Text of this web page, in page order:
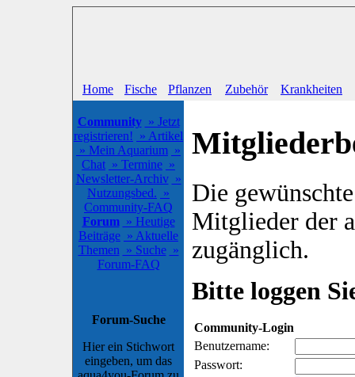
Home Fische Pflanzen Zubehör Krankheiten
Community » Jetzt
registrieren! » Artikel
» Mein Aquarium »
Chat » Termine »
Newsletter-Archiv »
Nutzungsbed. »
Community-FAQ
Forum » Heutige
Beiträge » Aktuelle
Themen » Suche »
Forum-FAQ
Forum-Suche
Hier ein Stichwort
eingeben, um das
Die
Mitglieder der
zugänglich.
Bitte loggen
Community-Login
Benutzername:
Passwort: